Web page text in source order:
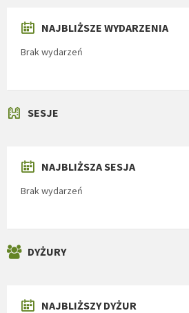
NAJBLIŻSZE WYDARZENIA
Brak wydarzeń
SESJE
NAJBLIŻSZA SESJA
Brak wydarzeń
DYŻURY
NAJBLIŻSZY DYŻUR